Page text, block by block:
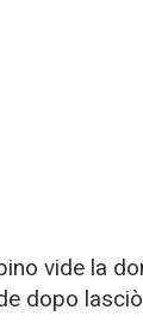
vide la
dopo